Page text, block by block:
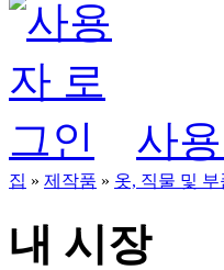
사
집 » 제작품 » 옷, 직물 및 부
내 시장